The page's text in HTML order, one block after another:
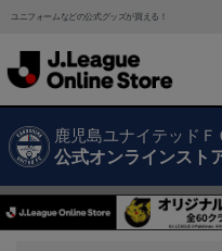
ユニフォームなどの公式グッズが買える！
鹿児島ユナイテッドＦ
公式オンラインスト